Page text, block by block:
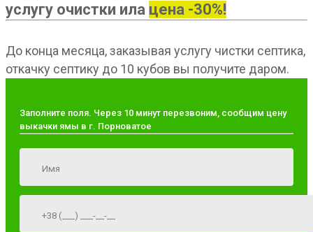
услугу очистки ила цена -30%!
До конца месяца, заказывая услугу чистки септика,
откачку септику до 10 кубов вы получите даром.
Заполните поля. Через 10 минут перезвоним, сообщим цену
выкачки ямы в г. Порноватое